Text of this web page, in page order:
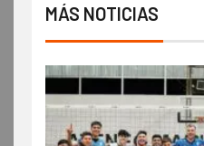
MÁS NOTICIAS